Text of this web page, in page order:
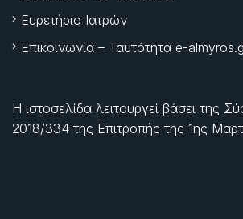
Ευρετήριο Ιατρών
Επικοινωνία – Ταυτότητα e-
Η ιστοσελίδα λειτουργεί βάσει της
2018/334 της Επιτροπής της 1ης